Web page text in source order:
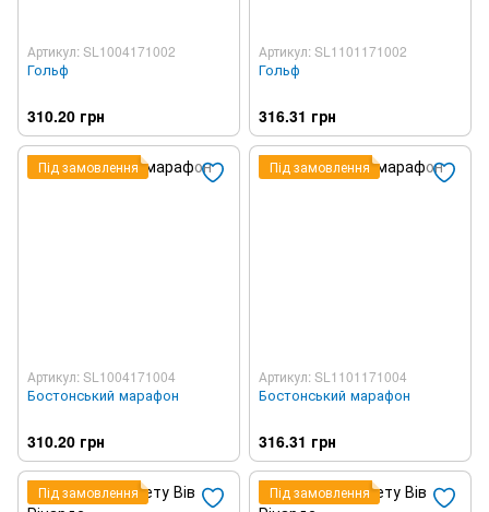
Артикул: SL1004171002
Гольф
310.20 грн
Артикул: SL1101171002
Гольф
316.31 грн
Під замовлення
Артикул: SL1004171004
Бостонський марафон
310.20 грн
Під замовлення
Артикул: SL1101171004
Бостонський марафон
316.31 грн
Під замовлення Під замовлення